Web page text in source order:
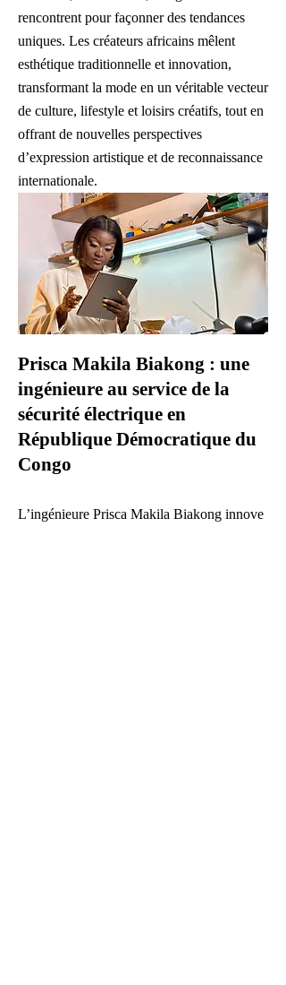
rencontrent pour façonner des tendances
uniques. Les créateurs africains mêlent
esthétique traditionnelle et innovation,
transformant la mode en un véritable vecteur
de culture, lifestyle et loisirs créatifs, tout en
offrant de nouvelles perspectives
d’expression artistique et de reconnaissance
internationale.
Prisca Makila Biakong : une
ingénieure au service de la
sécurité électrique en
République Démocratique du
Congo
L’ingénieure Prisca Makila Biakong innove